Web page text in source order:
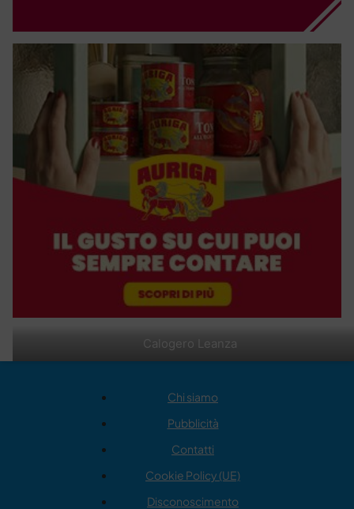
Calogero Leanza
Chi siamo
Pubblicità
Contatti
Cookie Policy (UE)
Disconoscimento